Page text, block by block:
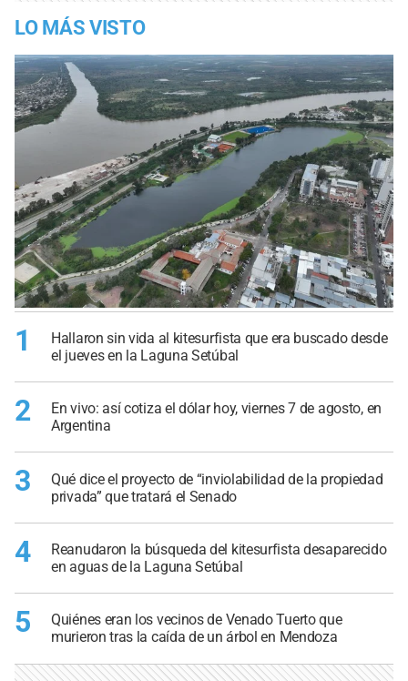
LO MÁS VISTO
1
Hallaron sin vida al kitesurfista que era buscado desde
el jueves en la Laguna Setúbal
2
En vivo: así cotiza el dólar hoy, viernes 7 de agosto, en
Argentina
3
Qué dice el proyecto de “inviolabilidad de la propiedad
privada” que tratará el Senado
4
Reanudaron la búsqueda del kitesurfista desaparecido
en aguas de la Laguna Setúbal
5
Quiénes eran los vecinos de Venado Tuerto que
murieron tras la caída de un árbol en Mendoza